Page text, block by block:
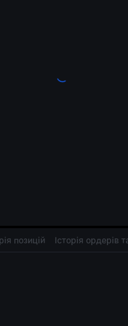
позицій Історія ордерів